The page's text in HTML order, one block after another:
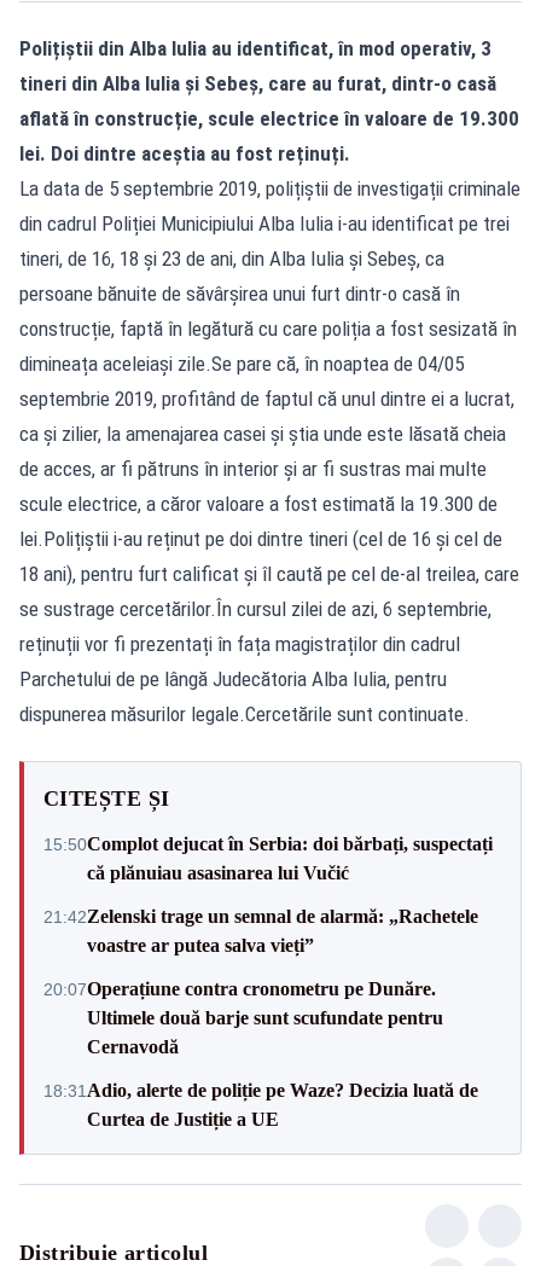
Polițiștii din Alba Iulia au identificat, în mod operativ, 3
tineri din Alba Iulia și Sebeș, care au furat, dintr-o casă
aflată în construcție, scule electrice în valoare de 19.300
lei. Doi dintre aceștia au fost reținuți.
La data de 5 septembrie 2019, polițiștii de investigații criminale
din cadrul Poliției Municipiului Alba Iulia i-au identificat pe trei
tineri, de 16, 18 și 23 de ani, din Alba Iulia și Sebeș, ca
persoane bănuite de săvârșirea unui furt dintr-o casă în
construcție, faptă în legătură cu care poliția a fost sesizată în
dimineața aceleiași zile.Se pare că, în noaptea de 04/05
septembrie 2019, profitând de faptul că unul dintre ei a lucrat,
ca și zilier, la amenajarea casei și știa unde este lăsată cheia
de acces, ar fi pătruns în interior și ar fi sustras mai multe
scule electrice, a căror valoare a fost estimată la 19.300 de
lei.Polițiștii i-au reținut pe doi dintre tineri (cel de 16 și cel de
18 ani), pentru furt calificat și îl caută pe cel de-al treilea, care
se sustrage cercetărilor.În cursul zilei de azi, 6 septembrie,
reținuții vor fi prezentați în fața magistraților din cadrul
Parchetului de pe lângă Judecătoria Alba Iulia, pentru
dispunerea măsurilor legale.Cercetările sunt continuate.
CITEȘTE ȘI
15:50Complot dejucat în Serbia: doi bărbați, suspectați
că plănuiau asasinarea lui Vučić
21:42Zelenski trage un semnal de alarmă: „Rachetele
voastre ar putea salva vieți”
20:07Operațiune contra cronometru pe Dunăre.
Ultimele două barje sunt scufundate pentru
Cernavodă
18:31 Adio, alerte de poliție pe Waze? Decizia luată de
Curtea de Justiție a UE
Distribuie articolul